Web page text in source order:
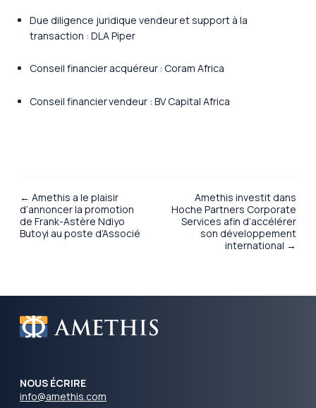
Due diligence juridique vendeur et support à la
transaction : DLA Piper
Conseil financier acquéreur : Coram Africa
Conseil financier vendeur : BV Capital Africa
← Amethis a le plaisir
d’annoncer la promotion
de Frank-Astère Ndiyo
Butoyi au poste d’Associé
Amethis investit dans
Hoche Partners Corporate
Services afin d’accélérer
son développement
international →
NOUS ÉCRIRE
info@amethis.com